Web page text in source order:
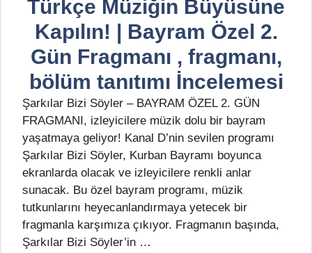
Türkçe Müziğin Büyüsüne
Kapılın! | Bayram Özel 2.
Gün Fragmanı , fragmanı,
bölüm tanıtımı İncelemesi
Şarkılar Bizi Söyler – BAYRAM ÖZEL 2. GÜN
FRAGMANI, izleyicilere müzik dolu bir bayram
yaşatmaya geliyor! Kanal D’nin sevilen programı
Şarkılar Bizi Söyler, Kurban Bayramı boyunca
ekranlarda olacak ve izleyicilere renkli anlar
sunacak. Bu özel bayram programı, müzik
tutkunlarını heyecanlandırmaya yetecek bir
fragmanla karşımıza çıkıyor. Fragmanın başında,
Şarkılar Bizi Söyler’in …